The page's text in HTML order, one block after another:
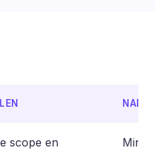
scope en